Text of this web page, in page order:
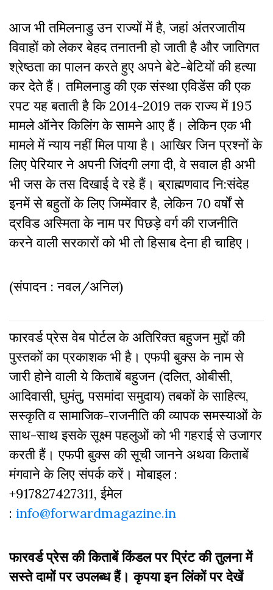
आज भी तमिलनाडु उन राज्यों में है, जहां अंतरजातीय
विवाहों को लेकर बेहद तनातनी हो जाती है और जातिगत
श्रेष्ठता का पालन करते हुए अपने बेटे-बेटियों की हत्या
कर देते हैं। तमिलनाडु की एक संस्था एविडेंस की एक
रपट यह बताती है कि 2014-2019 तक राज्य में 195
मामले ऑनेर किलिंग के सामने आए हैं। लेकिन एक भी
मामले में न्याय नहीं मिल पाया है। आखिर जिन प्रश्नों के
लिए पेरियार ने अपनी जिंदगी लगा दी, वे सवाल ही अभी
भी जस के तस दिखाई दे रहे हैं। ब्राह्मणवाद नि:संदेह
इनमें से बहुतों के लिए जिम्मेंवार है, लेकिन 70 वर्षों से
द्रविड अस्मिता के नाम पर पिछड़े वर्ग की राजनीति
करने वाली सरकारों को भी तो हिसाब देना ही चाहिए।
(संपादन : नवल/अनिल)
फारवर्ड प्रेस वेब पोर्टल के अतिरिक्‍त बहुजन मुद्दों की
पुस्‍तकों का प्रकाशक भी है। एफपी बुक्‍स के नाम से
जारी होने वाली ये किताबें बहुजन (दलित, ओबीसी,
आदिवासी, घुमंतु, पसमांदा समुदाय) तबकों के साहित्‍य,
सस्‍क‍ृति व सामाजिक-राजनीति की व्‍यापक समस्‍याओं के
साथ-साथ इसके सूक्ष्म पहलुओं को भी गहराई से उजागर
करती हैं। एफपी बुक्‍स की सूची जानने अथवा किताबें
मंगवाने के लिए संपर्क करें। मोबाइल :
+917827427311, ईमेल
: info@forwardmagazine.in
फारवर्ड प्रेस की किताबें किंडल पर प्रिंट की तुलना में
सस्ते दामों पर उपलब्ध हैं। कृपया इन लिंकों पर देखें